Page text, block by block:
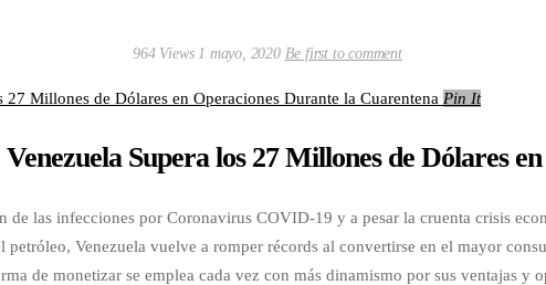
964 Views 1 mayo, 2020 Be first to comment
Pin It
Supera los 27 Millones de Dólares
las infecciones por Coronavirus COVID-19 y a pesar la cruenta crisis
Venezuela vuelve a romper récords al convertirse en el mayor
de monetizar se emplea cada vez con más dinamismo por sus ventajas